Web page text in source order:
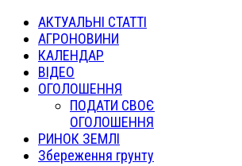
АКТУАЛЬНІ СТАТТІ
АГРОНОВИНИ
КАЛЕНДАР
ВІДЕО
ОГОЛОШЕННЯ
ПОДАТИ СВОЄ
ОГОЛОШЕННЯ
РИНОК ЗЕМЛІ
Збереження грунту